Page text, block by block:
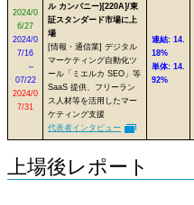
2024/0
6/27
2024/0
7/16
～
07/22
2024/0
7/31
ル カンパニー)[220A]/東
証スタンダード市場に上
場
[情報・通信業] デジタル
マーケティング自動化ツ
ール「ミエルカ SEO」等
SaaS 提供、フリーラン
ス人材等を活用したマー
ケティング支援
代表者インタビュー
連結: 14.
18%
単体: 14.
92%
上場後レポート